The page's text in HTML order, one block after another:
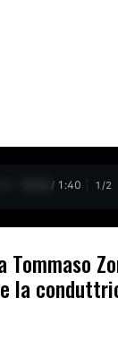
0:13 / 1:40 1 /2
la